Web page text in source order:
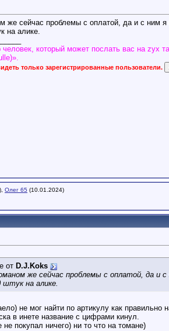
же сейчас проблемы с оплатой, да и с ним я
на алике.
человек, который может послать вас на zyx
только зарегистрированные пользователи.
Олег 65 (10.01.2024)
от D.J.Koks
же сейчас проблемы с оплатой, да и с
штук на алике.
не мог найти по артикулу как правильно
в инете название с цифрами кинул.
покупал ничего) ни то что на томане)